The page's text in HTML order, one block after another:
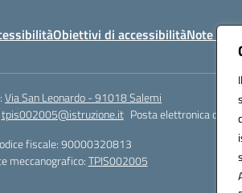
Obiettivi di accessibilitàNote legali
Via San Leonardo - 91018 Salemi
tpis002005@istruzione.it Posta elettronica
fiscale: 90000320813
meccanografico:TPIS002005